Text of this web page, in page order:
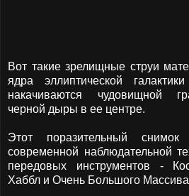
Вот такие зрелищные струи
ядра эллиптической
накачиваются чудовищной
черной дыры в ее центре.
Этот поразительный
современной наблюдательной
передовых инструментов -
Хаббл и Очень Большого